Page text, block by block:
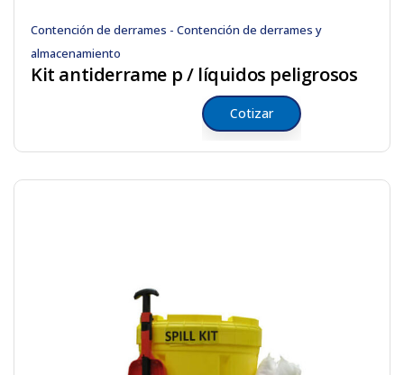
Contención de derrames - Contención de derrames y
almacenamiento
Kit antiderrame p / líquidos peligrosos
Cotizar